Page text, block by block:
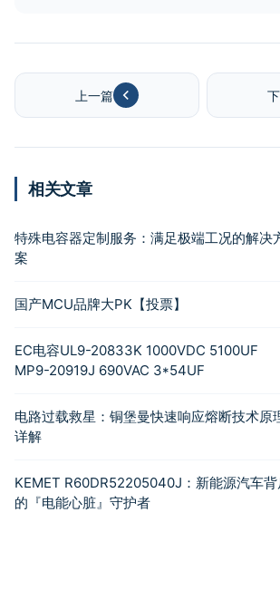
上一篇
相关文章
特殊电容器定制服务：满足极端工况的解决
案
国产MCU品牌大PK【投票】
EC电容UL9-20833K 1000VDC 5100UF
MP9-20919J 690VAC 3*54UF
电路过载救星：铜堡曼快速响应熔断技术原
详解
KEMET R60DR52205040J：新能源汽车背
的『电能心脏』守护者